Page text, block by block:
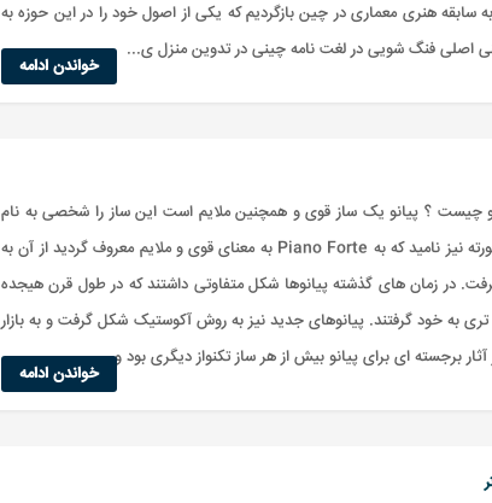
سابقه هنری معماری در چین بازگردیم که یکی از اصول خود را در این حوزه به
اصلی فنگ شویی در لغت نامه چینی در تدوین منزل ی...
خواندن ادامه
چیست ؟ پیانو یک ساز قوی و همچنین ملایم است این ساز را شخصی به نام
گراوی چمبالو کول پیانو فورته نیز نامید که به Piano Forte به معنای قوی و ملایم معروف گردید از آن به
در زمان های گذشته پیانوها شکل متفاوتی داشتند که در طول قرن هیجده
به خود گرفتند. پیانوهای جدید نیز به روش آکوستیک شکل گرفت و به بازار
برجسته ای برای پیانو بیش از هر ساز تکنواز دیگری بود و...
خواندن ادامه